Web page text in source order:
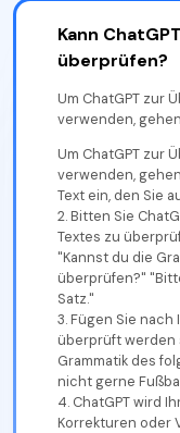
Kann
überprüfen?
Um ChatGPT zur
verwenden,
Um ChatGPT zur
verwenden,
Text ein, den Sie
2. Bitten Sie
Textes zu
"Kannst du die
überprüfen?"
Satz."
3. Fügen Sie
überprüft werden
Grammatik des
nicht gerne
4. ChatGPT wird
Korrekturen oder